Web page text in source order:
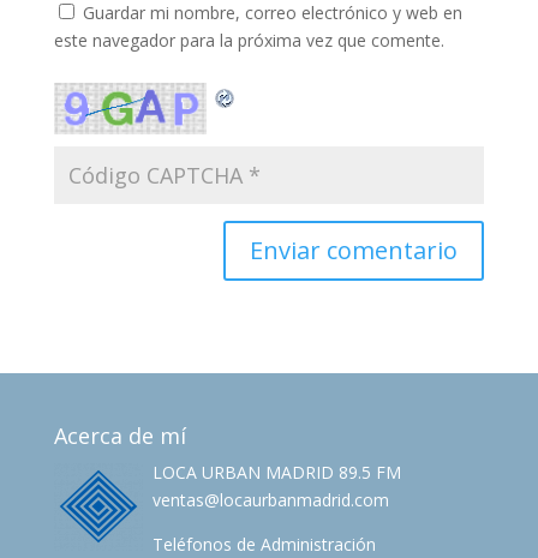
Guardar mi nombre, correo electrónico y web en
este navegador para la próxima vez que comente.
Acerca de mí
LOCA URBAN MADRID 89.5 FM
ventas@locaurbanmadrid.com
Teléfonos de Administración